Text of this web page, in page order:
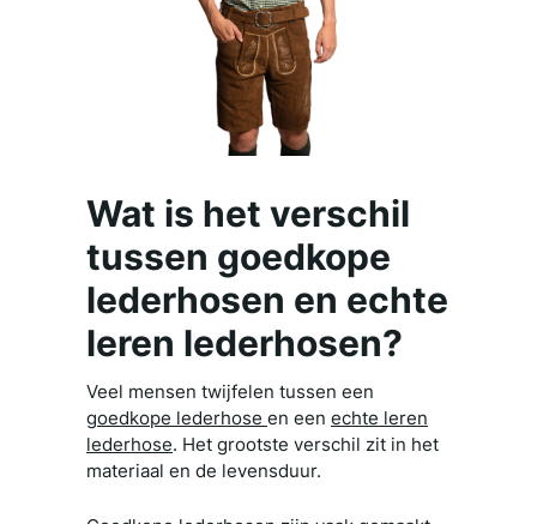
Wat is het verschil
tussen goedkope
lederhosen en echte
leren lederhosen?
Veel mensen twijfelen tussen een
goedkope lederhose en een echte leren
lederhose. Het grootste verschil zit in het
materiaal en de levensduur.